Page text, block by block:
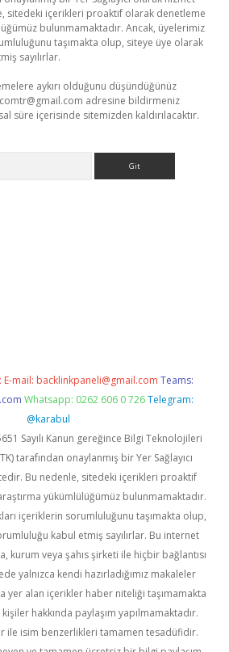
sitedeki içerikleri proaktif olarak denetleme
bulunmamaktadır. Ancak, üyelerimiz
taşımakta olup, siteye üye olarak
sayılırlar.
aykırı olduğunu düşündüğünüz
adresine bildirmeniz
süre içerisinde sitemizden kaldırılacaktır.
E-mail: backlinkpaneli@gmail.com Teams:
Whatsapp: 0262 606 0 726 Telegram:
@karabul
Sayılı Kanun gereğince Bilgi Teknolojileri
tarafından onaylanmış bir Yer Sağlayıcı
Bu nedenle, sitedeki içerikleri proaktif
yükümlülüğümüz bulunmamaktadır.
içeriklerin sorumluluğunu taşımakta olup,
kabul etmiş sayılırlar. Bu internet
kurum veya şahıs şirketi ile hiçbir bağlantısı
yalnızca kendi hazırladığımız makaleler
yer alan içerikler haber niteliği taşımamakta
hakkında paylaşım yapılmamaktadır.
ile isim benzerlikleri tamamen tesadüfidir.